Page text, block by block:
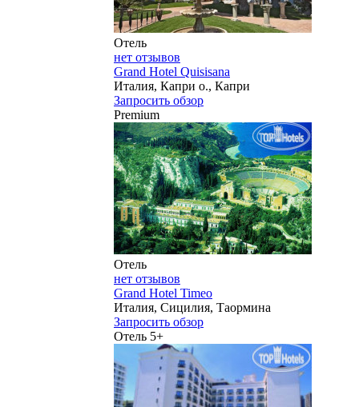
Отель
нет отзывов
Grand Hotel Quisisana
Италия, Капри о., Капри
Запросить обзор
Premium
Отель
нет отзывов
Grand Hotel Timeo
Италия, Сицилия, Таормина
Запросить обзор
Отель 5+